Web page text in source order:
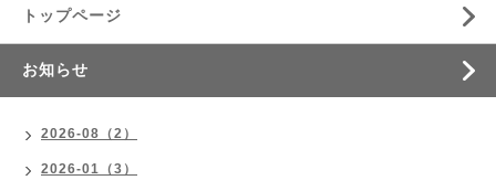
トップページ
お知らせ
2026-08（2）
2026-01（3）